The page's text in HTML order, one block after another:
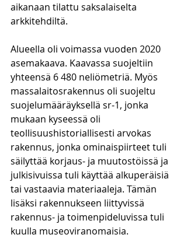
aikanaan tilattu saksalaiselta
arkkitehdiltä.
Alueella oli voimassa vuoden 2020
asemakaava. Kaavassa suojeltiin
yhteensä 6 480 neliömetriä. Myös
massalaitosrakennus oli suojeltu
suojelumääräyksellä sr-1, jonka
mukaan kyseessä oli
teollisuushistoriallisesti arvokas
rakennus, jonka ominaispiirteet tuli
säilyttää korjaus- ja muutostöissä ja
julkisivuissa tuli käyttää alkuperäisiä
tai vastaavia materiaaleja. Tämän
lisäksi rakennukseen liittyvissä
rakennus- ja toimenpideluvissa tuli
kuulla museoviranomaisia.